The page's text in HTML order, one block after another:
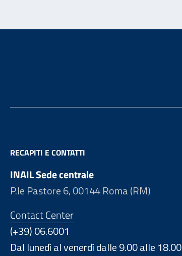
RECAPITI E CONTATTI
INAIL Sede centrale
P.le Pastore 6, 00144 Roma (RM)
Contact Center
(+39) 06.6001
Dal lunedì al venerdì dalle 9.00 alle 18.00